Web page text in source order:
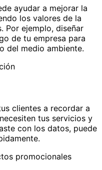
ayudar a mejorar la
los valores de la
Por ejemplo, diseñar
de tu empresa para
del medio ambiente.
clientes a recordar a
tus servicios y
con los datos, puede